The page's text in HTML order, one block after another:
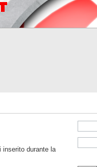
inserito durante la